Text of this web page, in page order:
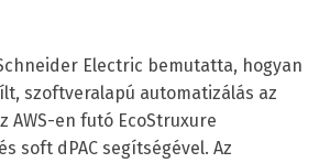
Electric bemutatta, hogyan
szoftveralapú automatizálás az
AWS-en futó EcoStruxure
soft dPAC segítségével. Az